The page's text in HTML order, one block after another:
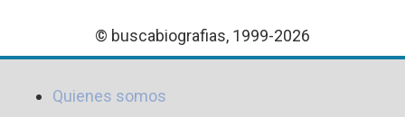
© buscabiografias, 1999-2026
Quienes somos